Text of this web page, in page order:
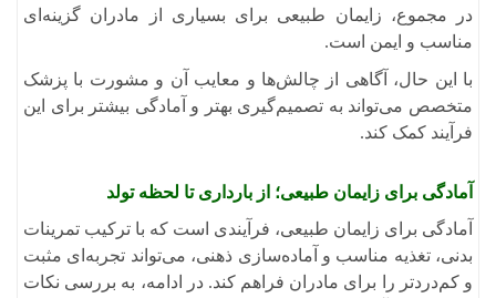
در مجموع، زایمان طبیعی برای بسیاری از مادران گزینه‌ای
مناسب و ایمن است.
با این حال، آگاهی از چالش‌ها و معایب آن و مشورت با پزشک
متخصص می‌تواند به تصمیم‌گیری بهتر و آمادگی بیشتر برای این
فرآیند کمک کند.
آمادگی برای زایمان طبیعی؛ از بارداری تا لحظه تولد
​آمادگی برای زایمان طبیعی، فرآیندی است که با ترکیب تمرینات
بدنی، تغذیه مناسب و آماده‌سازی ذهنی، می‌تواند تجربه‌ای مثبت
و کم‌دردتر را برای مادران فراهم کند. در ادامه، به بررسی نکات